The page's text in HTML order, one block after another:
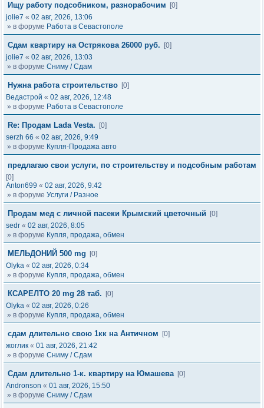
Ищу работу подсобником, разнорабочим
[0]
jolie7 « 02 авг, 2026, 13:06
» в форуме Работа в Севастополе
Сдам квартиру на Острякова 26000 руб.
[0]
jolie7 « 02 авг, 2026, 13:03
» в форуме Сниму / Сдам
Нужна работа строительство [0]
Ведастрой « 02 авг, 2026, 12:48
» в форуме Работа в Севастополе
Re: Продам Lada Vesta.
[0]
serzh 66 « 02 авг, 2026, 9:49
» в форуме Купля-Продажа авто
предлагаю свои услуги, по строительству и подсобным работам
[0]
Anton699 « 02 авг, 2026, 9:42
» в форуме Услуги / Разное
Продам мед с личной пасеки Крымский цветочный
[0]
sedr « 02 авг, 2026, 8:05
» в форуме Купля, продажа, обмен
МЕЛЬДОНИЙ 500 mg
[0]
Olyka « 02 авг, 2026, 0:34
» в форуме Купля, продажа, обмен
КСАРЕЛТО 20 mg 28 таб.
[0]
Olyka « 02 авг, 2026, 0:26
» в форуме Купля, продажа, обмен
сдам длительно свою 1кк на Античном
[0]
жоглик « 01 авг, 2026, 21:42
» в форуме Сниму / Сдам
Сдам длительно 1-к. квартиру на Юмашева [0]
Andronson « 01 авг, 2026, 15:50
» в форуме Сниму / Сдам